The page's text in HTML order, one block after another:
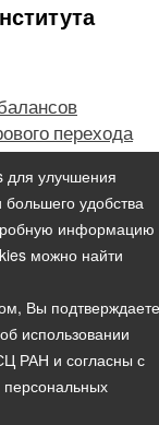
перехода
данных
улучшения
удобства
информацию
можно найти
Вы
использовании
РАН и согласны с